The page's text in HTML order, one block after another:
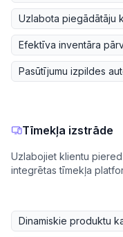
Uzlabota piegādātāju
Efektīva inventāra
Pasūtījumu izpildes
Tīmekļa izstrāde
Uzlabojiet klientu
integrētas tīmekļa
Dinamiskie produktu